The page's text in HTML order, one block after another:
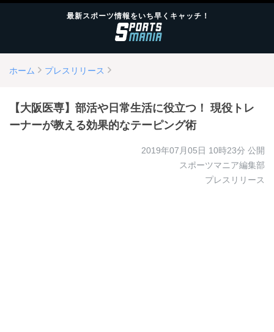
最新スポーツ情報をいち早くキャッチ！
ホーム プレスリリース
【大阪医専】部活や日常生活に役立つ！ 現役トレ
ーナーが教える効果的なテーピング術
2019年07月05日 10時23分 公開
スポーツマニア編集部
プレスリリース